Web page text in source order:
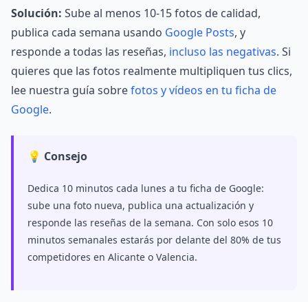
Solución: Sube al menos 10-15 fotos de calidad,
publica cada semana usando Google Posts, y
responde a todas las reseñas, incluso las negativas. Si
quieres que las fotos realmente multipliquen tus clics,
lee nuestra guía sobrefotos y vídeos en tu ficha de
Google.
💡 Consejo
Dedica 10 minutos cada lunes a tu ficha de Google:
sube una foto nueva, publica una actualización y
responde las reseñas de la semana. Con solo esos 10
minutos semanales estarás por delante del 80% de tus
competidores en Alicante o Valencia.